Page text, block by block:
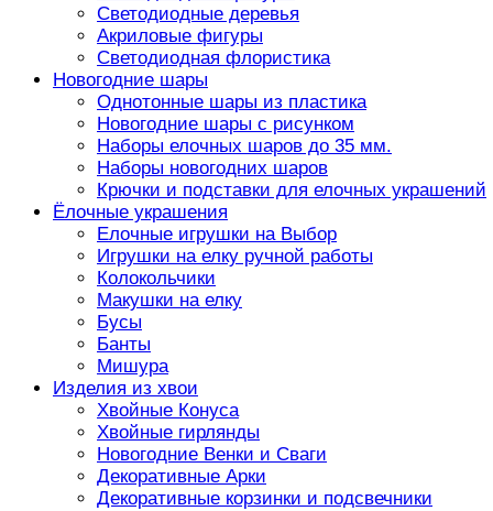
Светодиодные деревья
Акриловые фигуры
Светодиодная флористика
Новогодние шары
Однотонные шары из пластика
Новогодние шары с рисунком
Наборы елочных шаров до 35 мм.
Наборы новогодних шаров
Крючки и подставки для елочных украшений
Ёлочные украшения
Елочные игрушки на Выбор
Игрушки на елку ручной работы
Колокольчики
Макушки на елку
Бусы
Банты
Мишура
Изделия из хвои
Хвойные Конуса
Хвойные гирлянды
Новогодние Венки и Сваги
Декоративные Арки
Декоративные корзинки и подсвечники